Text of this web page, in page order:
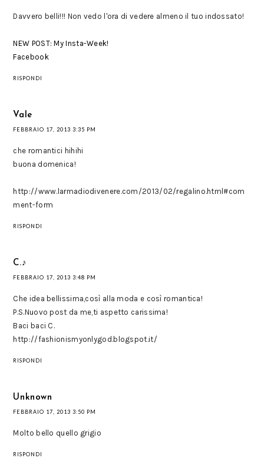
Davvero belli!!! Non vedo l'ora di vedere almeno il tuo indossato!
NEW POST: My Insta-Week!
Facebook
RISPONDI
Vale
FEBBRAIO 17, 2013 3:35 PM
che romantici hihihi
buona domenica!
http://www.larmadiodivenere.com/2013/02/regalino.html#com
ment-form
RISPONDI
C.♪
FEBBRAIO 17, 2013 3:48 PM
Che idea bellissima,così alla moda e così romantica!
P.S.Nuovo post da me,ti aspetto carissima!
Baci baci C.
http://fashionismyonlygod.blogspot.it/
RISPONDI
Unknown
FEBBRAIO 17, 2013 3:50 PM
Molto bello quello grigio
RISPONDI